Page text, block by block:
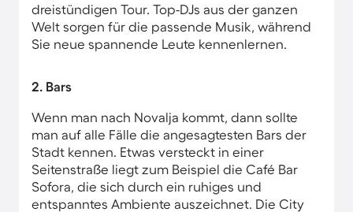
dreistündigen Tour. Top-DJs aus der ganzen
Welt sorgen für die passende Musik, während
Sie neue spannende Leute kennenlernen.
2. Bars
Wenn man nach Novalja kommt, dann sollte
man auf alle Fälle die angesagtesten Bars der
Stadt kennen. Etwas versteckt in einer
Seitenstraße liegt zum Beispiel die Café Bar
Sofora, die sich durch ein ruhiges und
entspanntes Ambiente auszeichnet. Die City